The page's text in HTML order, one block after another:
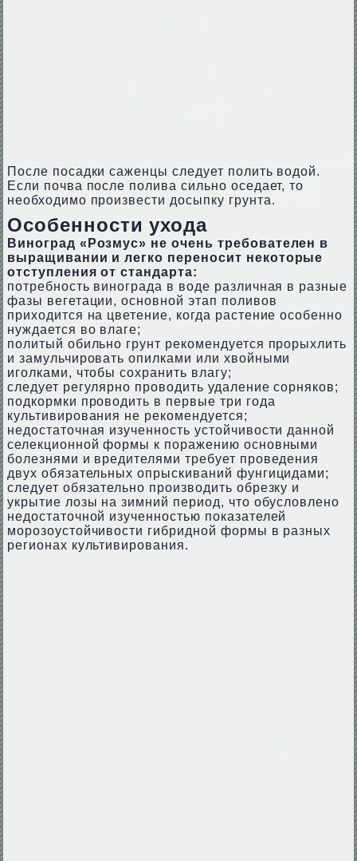
После посадки саженцы следует полить водой.
Если почва после полива сильно оседает, то
необходимо произвести досыпку грунта.
Особенности ухода
Виноград «Розмус» не очень требователен в
выращивании и легко переносит некоторые
отступления от стандарта:
потребность винограда в воде различная в разные
фазы вегетации, основной этап поливов
приходится на цветение, когда растение особенно
нуждается во влаге;
политый обильно грунт рекомендуется прорыхлить
и замульчировать опилками или хвойными
иголками, чтобы сохранить влагу;
следует регулярно проводить удаление сорняков;
подкормки проводить в первые три года
культивирования не рекомендуется;
недостаточная изученность устойчивости данной
селекционной формы к поражению основными
болезнями и вредителями требует проведения
двух обязательных опрыскиваний фунгицидами;
следует обязательно производить обрезку и
укрытие лозы на зимний период, что обусловлено
недостаточной изученностью показателей
морозоустойчивости гибридной формы в разных
регионах культивирования.